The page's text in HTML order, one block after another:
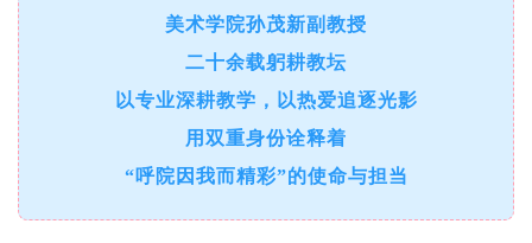
美术学院孙茂新副教授
二十余载躬耕教坛
以专业深耕教学，以热爱追逐光影
用双重身份诠释着
“呼院因我而精彩”的使命与担当